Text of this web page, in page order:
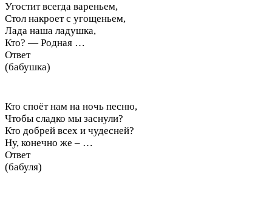
Угостит всегда вареньем,
Стол накроет с угощеньем,
Лада наша ладушка,
Кто? — Родная …
Ответ
(бабушка)
Кто споёт нам на ночь песню,
Чтобы сладко мы заснули?
Кто добрей всех и чудесней?
Ну, конечно же – …
Ответ
(бабуля)